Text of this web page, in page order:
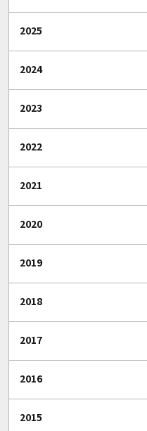
2025
2024
2023
2022
2021
2020
2019
2018
2017
2016
2015